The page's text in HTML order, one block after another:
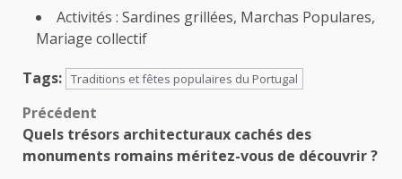
Activités : Sardines grillées, Marchas Populares,
Mariage collectif
Tags: Traditions et fêtes populaires du Portugal
Navigation
d’article
Précédent
Quels trésors architecturaux cachés des
monuments romains méritez-vous de découvrir ?